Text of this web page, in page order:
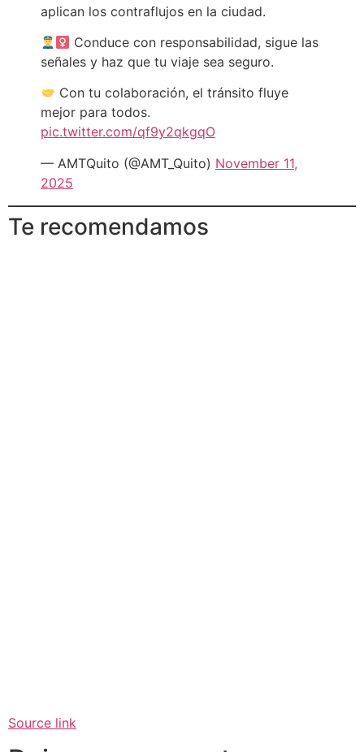
aplican los contraflujos en la ciudad.
Conduce con responsabilidad, sigue las
señales y haz que tu viaje sea seguro.
Con tu colaboración, el tránsito fluye
mejor para todos.
pic.twitter.com/qf9y2qkgqO
— AMTQuito (@AMT_Quito) November 11,
2025
Te recomendamos
Source link